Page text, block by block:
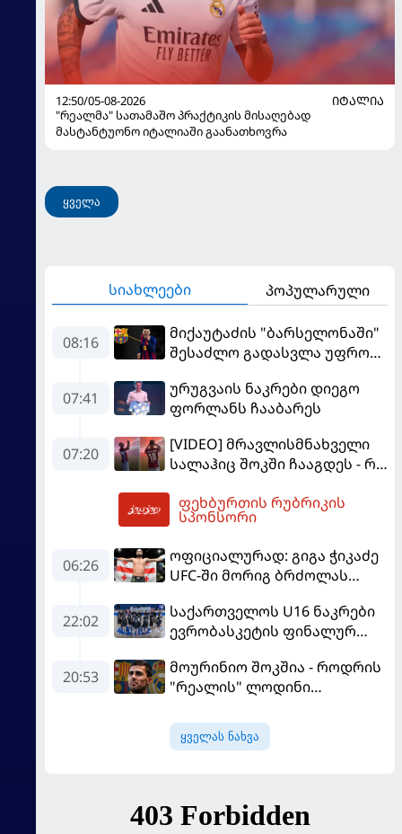
12:50/05-08-2026
ᲘᲢᲐᲚᲘᲐ
"რეალმა" სათამაშო პრაქტიკის მისაღებად
მასტანტუონო იტალიაში გაანათხოვრა
ყველა
სიახლეები პოპულარული
08:16
მიქაუტაძის "ბარსელონაში"
შესაძლო გადასვლა უფრო
ესაუბრა ქართველი
კატალონიელთა მთავარ
07:41
ურუგვაის ნაკრები დიეგო
ფორლანს ჩააბარეს
07:20
[VIDEO] მრავლისმნახველი
სალაჰიც შოკში ჩააგდეს - რა
ეგვიპტელი ფეხბურთელის
წარდგენისას
ფეხბურთის რუბრიკის
სპონსორი
06:26
ოფიციალურად: გიგა ჭიკაძე
UFC-ში მორიგ ბრძოლას
22:02
საქართველოს U16 ნაკრები
ევრობასკეტის ფინალურ
ასპარეზობას იწყებს
20:53
მოურინიო შოკშია - როდრის
"რეალის" ლოდინი
"ბარსელონაში" გადადის
ყველას ნახვა